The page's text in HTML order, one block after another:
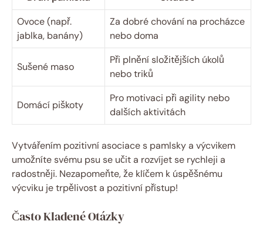
Ovoce (např.
jablka, banány)
Za dobré chování na procházce
nebo doma
Sušené maso
Při plnění složitějších úkolů
nebo triků
Domácí piškoty
Pro motivaci při agility nebo
dalších aktivitách
Vytvářením pozitivní asociace s pamlsky a výcvikem
umožníte svému psu se učit a rozvíjet se rychleji a
radostněji. Nezapomeňte, že klíčem k úspěšnému
výcviku je trpělivost a pozitivní přístup!
Často Kladené Otázky